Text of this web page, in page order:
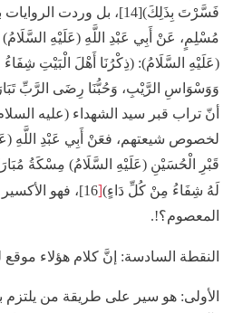
فَسَّرْتَ بِذَلِكَ)[14]، بل وردت
مُسْلِمٍ، عَنْ أَبِي عَبْدِ اللَّهِ (عَلَيْهِ
(عَلَيْهِ السَّلَامُ): (ذِكْرُنَا أَهْلَ الْبَيْتِ
أنّ تراب قبر سيد الشهداء (عليه
لخصوص شيعتهم، فعَنْ أَبِي عَبْدِ اللَّهِ
قَبْرِ الْحُسَيْنِ (عَلَيْهِ السَّلَامُ) مِسْكَةُ
لَهُ شِفَاءُ مِنْ كُلِّ دَاءٍ)[
16]، فهو
المعصوم؟!.
النقطة السادسة: إنَّ كلام هؤلاء
الأولى: هو سير على طريقة من يلتزم